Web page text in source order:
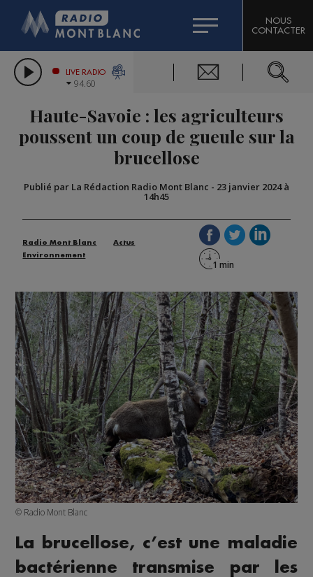
LES CHRONIQUES DE L'EXPERT
CITIZEN MACHINERY
GRAND MASSIF DOMAINES SKIABLES
BIGARD
COMPAGNIE DU MONT-BLANC
NOUS
CONTACTER
LIVE RADIO
94.60
Haute-Savoie : les agriculteurs
poussent un coup de gueule sur la
brucellose
Publié par La Rédaction Radio Mont Blanc - 23 janvier 2024 à
14h45
Radio Mont Blanc
Actus
Environnement
© Radio Mont Blanc
La brucellose, c’est une maladie
bactérienne transmise par les